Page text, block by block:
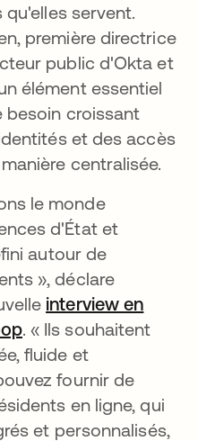
servent.
première directrice
public d'Okta et
élément essentiel
besoin croissant
et des accès
centralisée.
le monde
d'État et
autour de
», déclare
interview en
s’ouvre dans un
. « Ils souhaitent
fluide et
fournir de
en ligne, qui
et personnalisés,